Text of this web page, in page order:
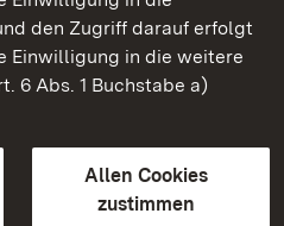
den Zugriff darauf erfolgt
Einwilligung in die weitere
6 Abs. 1 Buchstabe a)
Allen Cookies
zustimmen
Baden-Württemberg